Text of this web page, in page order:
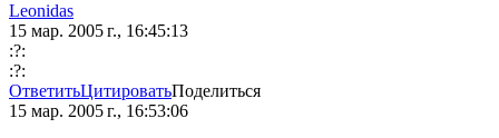
Leonidas
15 мар. 2005 г., 16:45:13
:?:
:?:
ОтветитьЦитироватьПоделиться
15 мар. 2005 г., 16:53:06